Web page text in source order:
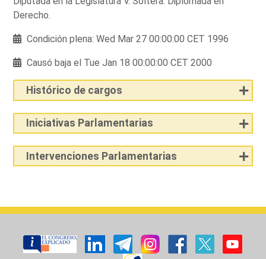
Derecho.
Condición plena: Wed Mar 27 00:00:00 CET 1996
Causó baja el Tue Jan 18 00:00:00 CET 2000
Histórico de cargos
Iniciativas Parlamentarias
Intervenciones Parlamentarias